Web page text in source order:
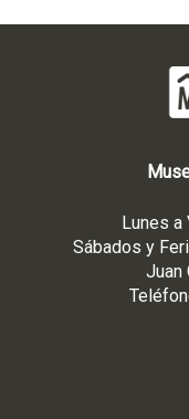
Lunes a
Sábados y
Juan